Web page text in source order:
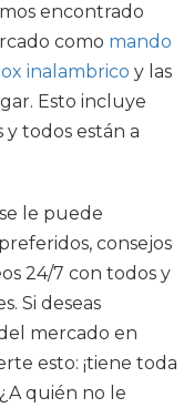
encontrado
como mando
inalambrico y las
Esto incluye
todos están a
le puede
consejos
24/7 con todos y
Si deseas
mercado en
esto: ¡tiene toda
quién no le